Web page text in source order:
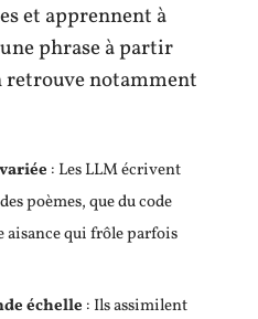
et apprennent à
phrase à partir
retrouve notamment
: Les LLM écrivent
poèmes, que du code
qui frôle parfois
échelle : Ils assimilent